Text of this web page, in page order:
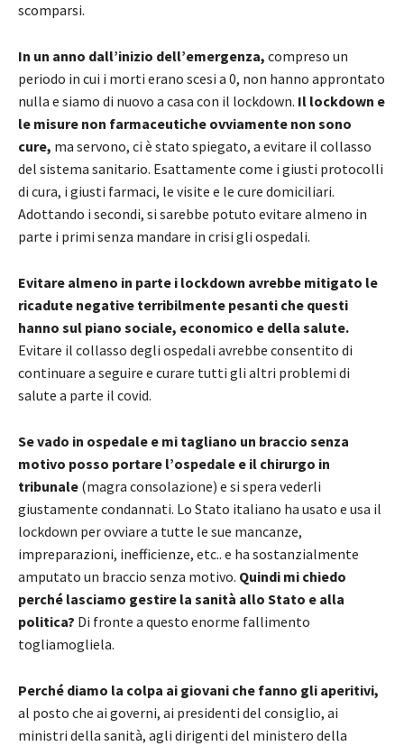
scomparsi.
In un anno dall’inizio dell’emergenza, compreso un
periodo in cui i morti erano scesi a 0, non hanno approntato
nulla e siamo di nuovo a casa con il lockdown. Il lockdown e
le misure non farmaceutiche ovviamente non sono
cure, ma servono, ci è stato spiegato, a evitare il collasso
del sistema sanitario. Esattamente come i giusti protocolli
di cura, i giusti farmaci, le visite e le cure domiciliari.
Adottando i secondi, si sarebbe potuto evitare almeno in
parte i primi senza mandare in crisi gli ospedali.
Evitare almeno in parte i lockdown avrebbe mitigato le
ricadute negative terribilmente pesanti che questi
hanno sul piano sociale, economico e della salute.
Evitare il collasso degli ospedali avrebbe consentito di
continuare a seguire e curare tutti gli altri problemi di
salute a parte il covid.
Se vado in ospedale e mi tagliano un braccio senza
motivo posso portare l’ospedale e il chirurgo in
tribunale (magra consolazione) e si spera vederli
giustamente condannati. Lo Stato italiano ha usato e usa il
lockdown per ovviare a tutte le sue mancanze,
impreparazioni, inefficienze, etc.. e ha sostanzialmente
amputato un braccio senza motivo. Quindi mi chiedo
perché lasciamo gestire la sanità allo Stato e alla
politica? Di fronte a questo enorme fallimento
togliamogliela.
Perché diamo la colpa ai giovani che fanno gli aperitivi,
al posto che ai governi, ai presidenti del consiglio, ai
ministri della sanità, agli dirigenti del ministero della